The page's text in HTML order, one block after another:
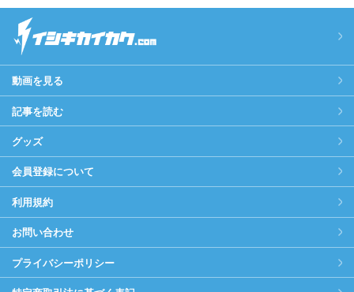
動画を見る
記事を読む
グッズ
会員登録について
利用規約
お問い合わせ
プライバシーポリシー